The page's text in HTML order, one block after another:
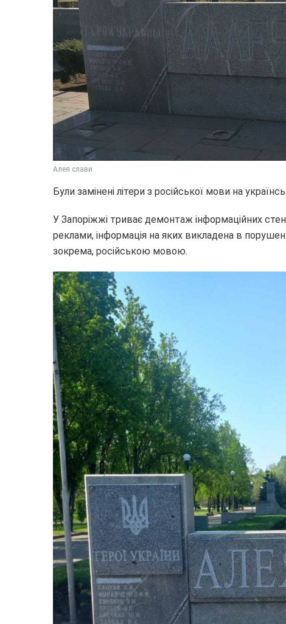
Алея слави
Були замінені літери з російської мови на
У Запоріжжі триває демонтаж інформаційних
реклами, інформація на яких викладена в
зокрема, російською мовою.